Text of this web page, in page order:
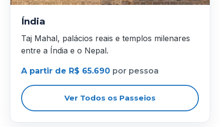
Índia
Taj Mahal, palácios reais e templos milenares
entre a Índia e o Nepal.
A partir de R$ 65.690 por pessoa
Ver Todos os Passeios